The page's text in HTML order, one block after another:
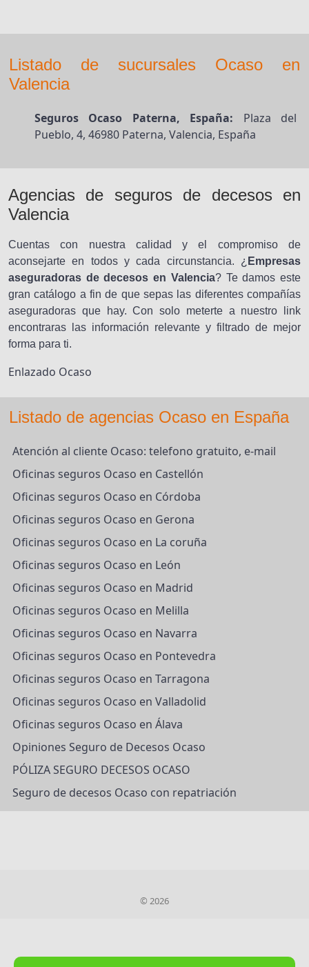
Listado de sucursales Ocaso en
Valencia
Seguros Ocaso Paterna, España: Plaza del
Pueblo, 4, 46980 Paterna, Valencia, España
Agencias de seguros de decesos en
Valencia
Cuentas con nuestra calidad y el compromiso de
aconsejarte en todos y cada circunstancia. ¿ Empresas
aseguradoras de decesos en Valencia? Te damos este
gran catálogo a fin de que sepas las diferentes compañías
aseguradoras que hay. Con solo meterte a nuestro link
encontraras las información relevante y filtrado de mejor
forma para ti.
Enlazado Ocaso
Listado de agencias Ocaso en España
Atención al cliente Ocaso: telefono gratuito, e-mail
Oficinas seguros Ocaso en Castellón
Oficinas seguros Ocaso en Córdoba
Oficinas seguros Ocaso en Gerona
Oficinas seguros Ocaso en La coruña
Oficinas seguros Ocaso en León
Oficinas seguros Ocaso en Madrid
Oficinas seguros Ocaso en Melilla
Oficinas seguros Ocaso en Navarra
Oficinas seguros Ocaso en Pontevedra
Oficinas seguros Ocaso en Tarragona
Oficinas seguros Ocaso en Valladolid
Oficinas seguros Ocaso en Álava
Opiniones Seguro de Decesos Ocaso
PÓLIZA SEGURO DECESOS OCASO
Seguro de decesos Ocaso con repatriación
© 2026